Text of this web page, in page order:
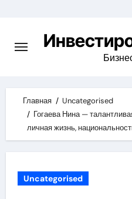
content
Главная
Uncategorised
Гогаева Нина —
личная жизнь,
Uncategorised